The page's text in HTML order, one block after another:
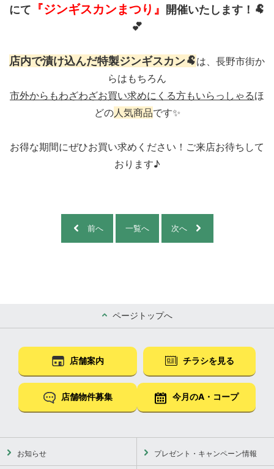
にて
『ジンギスカンまつり』
開催いたします！🐏
💕
店内で漬け込んだ特製ジンギスカン🐏は、長野市街か
らはもちろん
市外からもわざわざお買い求めにくる方もいらっしゃるほ
どの人気商品です✨
お得な期間にぜひお買い求めください！ご来店お待ちして
おります♪
前へ 一覧へ 次へ
ページトップへ
店舗案内 チラシを見る
店舗物件募集 今月のA・コープ
お知らせ プレゼント・キャンペーン情報